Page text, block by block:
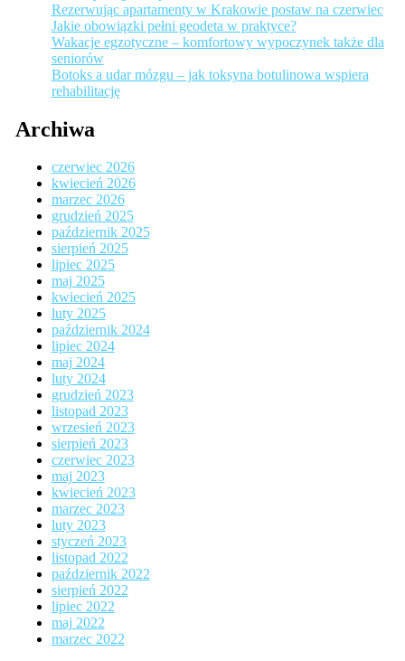
Rezerwując apartamenty w Krakowie postaw na czerwiec
Jakie obowiązki pełni geodeta w praktyce?
Wakacje egzotyczne – komfortowy wypoczynek także dla
seniorów
Botoks a udar mózgu – jak toksyna botulinowa wspiera
rehabilitację
Archiwa
czerwiec 2026
kwiecień 2026
marzec 2026
grudzień 2025
październik 2025
sierpień 2025
lipiec 2025
maj 2025
kwiecień 2025
luty 2025
październik 2024
lipiec 2024
maj 2024
luty 2024
grudzień 2023
listopad 2023
wrzesień 2023
sierpień 2023
czerwiec 2023
maj 2023
kwiecień 2023
marzec 2023
luty 2023
styczeń 2023
listopad 2022
październik 2022
sierpień 2022
lipiec 2022
maj 2022
marzec 2022